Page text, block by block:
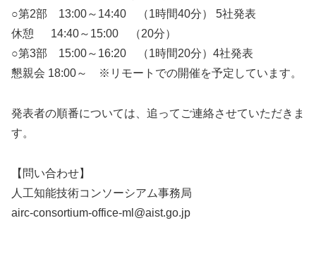
○第2部 13:00～14:40 （1時間40分） 5社発表
休憩 14:40～15:00 （20分）
○第3部 15:00～16:20 （1時間20分）4社発表
懇親会 18:00～ ※リモートでの開催を予定しています。
発表者の順番については、追ってご連絡させていただきま
す。
【問い合わせ】
人工知能技術コンソーシアム事務局
airc-consortium-office-ml@aist.go.jp